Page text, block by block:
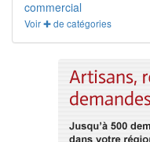
commercial
Voir ✚ de catégories